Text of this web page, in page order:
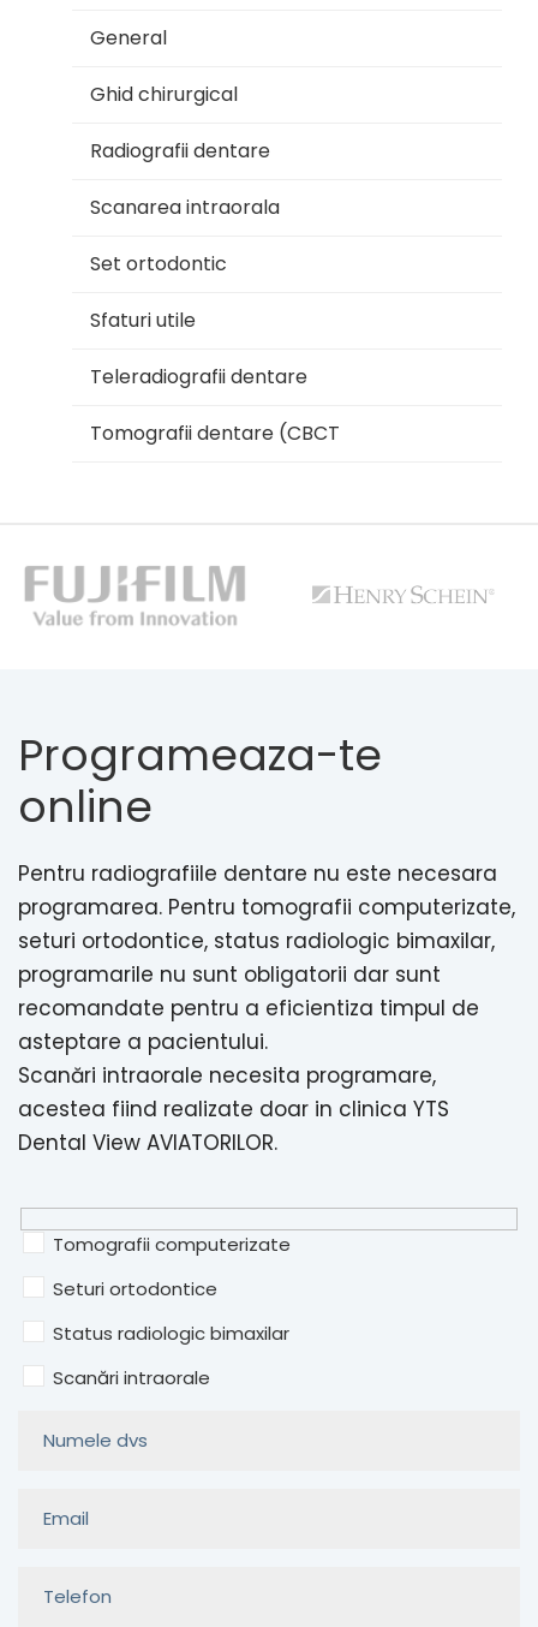
General
Ghid chirurgical
Radiografii dentare
Scanarea intraorala
Set ortodontic
Sfaturi utile
Teleradiografii dentare
Tomografii dentare (CBCT
Programeaza-te
online
Pentru radiografiile dentare nu este necesara
programarea. Pentru tomografii computerizate,
seturi ortodontice, status radiologic bimaxilar,
programarile nu sunt obligatorii dar sunt
recomandate pentru a eficientiza timpul de
asteptare a pacientului.
Scanări intraorale necesita programare,
acestea fiind realizate doar in clinica YTS
Dental View AVIATORILOR.
Tomografii computerizate
Seturi ortodontice
Status radiologic bimaxilar
Scanări intraorale